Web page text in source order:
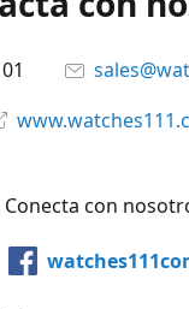
Conecta con